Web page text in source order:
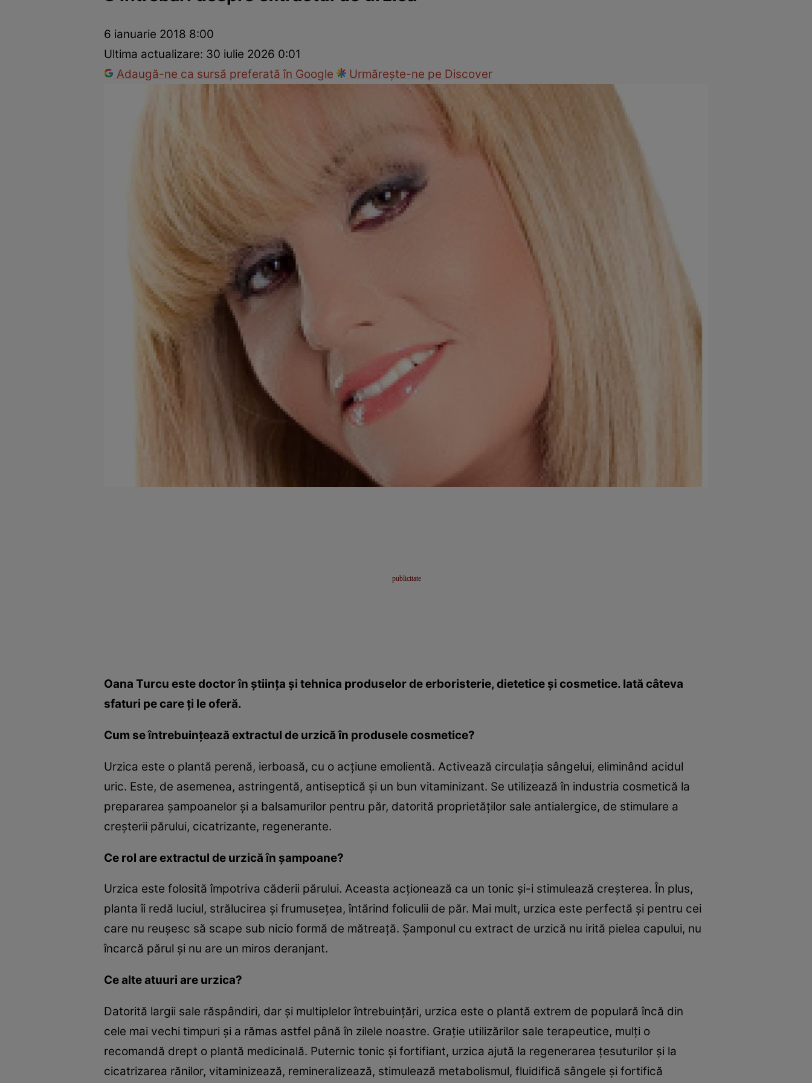
Vedete internaționaleVedete româneștiInterviurile Click!
6 ianuarie 2018 8:00
Ultima actualizare: 30 iulie 2026 0:01
Adaugă-ne ca sursă preferată în Google
Urmărește-ne pe Discover
Oana Turcu este doctor în ştiinţa şi tehnica produselor de erboristerie, dietetice şi cosmetice. Iată câteva
sfaturi pe care ţi le oferă.
Cum se întrebuinţează extractul de urzică în produsele cosmetice?
Urzica este o plantă perenă, ierboasă, cu o acţiune emolientă. Activează circulaţia sângelui, eliminând acidul
uric. Este, de asemenea, astringentă, antiseptică şi un bun vitaminizant. Se utilizează în industria cosmetică la
prepararea şampoanelor şi a balsamurilor pentru păr, datorită proprietăţilor sale antialergice, de stimulare a
creşterii părului, cicatrizante, regenerante.
Ce rol are extractul de urzică în şampoane?
Urzica este folosită împotriva căderii părului. Aceasta acţionează ca un tonic şi-i stimulează creşterea. În plus,
planta îi redă luciul, strălucirea şi frumuseţea, întărind foliculii de păr. Mai mult, urzica este perfectă şi pentru cei
care nu reuşesc să scape sub nicio formă de mătreaţă. Şamponul cu extract de urzică nu irită pielea capului, nu
încarcă părul şi nu are un miros deranjant.
Ce alte atuuri are urzica?
Datorită largii sale răspândiri, dar şi multiplelor întrebuinţări, urzica este o plantă extrem de populară încă din
cele mai vechi timpuri şi a rămas astfel până în zilele noastre. Graţie utilizărilor sale terapeutice, mulţi o
recomandă drept o plantă medicinală. Puternic tonic şi fortifiant, urzica ajută la regenerarea ţesuturilor şi la
cicatrizarea rănilor, vitaminizează, remineralizează, stimulează metabolismul, fluidifică sângele şi fortifică